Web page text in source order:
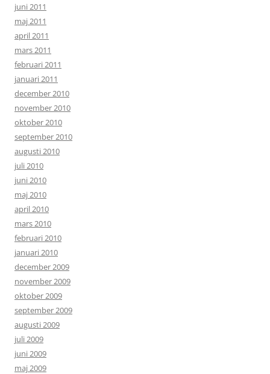
juni 2011
maj 2011
april 2011
mars 2011
februari 2011
januari 2011
december 2010
november 2010
oktober 2010
september 2010
augusti 2010
juli 2010
juni 2010
maj 2010
april 2010
mars 2010
februari 2010
januari 2010
december 2009
november 2009
oktober 2009
september 2009
augusti 2009
juli 2009
juni 2009
maj 2009